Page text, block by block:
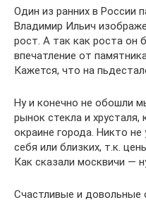
Один из ранних в России
Владимир Ильич
рост. А так как роста он
впечатление от
Кажется, что на
Ну и конечно не обошли
рынок стекла и хрусталя,
окраине города. Никто
себя или близких, т.к.
Как сказали москвичи —
Счастливые и довольные